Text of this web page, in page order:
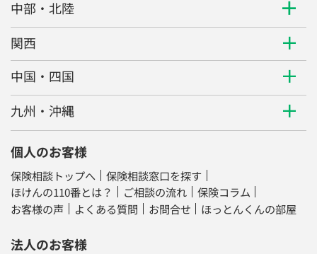
中部・北陸
関西
中国・四国
九州・沖縄
個人のお客様
保険相談トップへ
保険相談窓口を探す
ほけんの110番とは？
ご相談の流れ
保険コラム
お客様の声
よくある質問 お問合せ ほっとんくんの部屋
法人のお客様